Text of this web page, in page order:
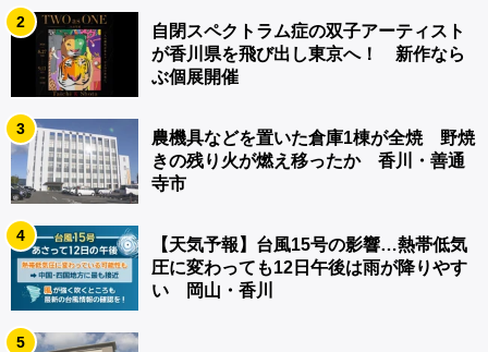
2
自閉スペクトラム症の双子アーティスト
が香川県を飛び出し東京へ！ 新作なら
ぶ個展開催
3
農機具などを置いた倉庫1棟が全焼 野焼
きの残り火が燃え移ったか 香川・善通
寺市
4
【天気予報】台風15号の影響…熱帯低気
圧に変わっても12日午後は雨が降りやす
い 岡山・香川
5